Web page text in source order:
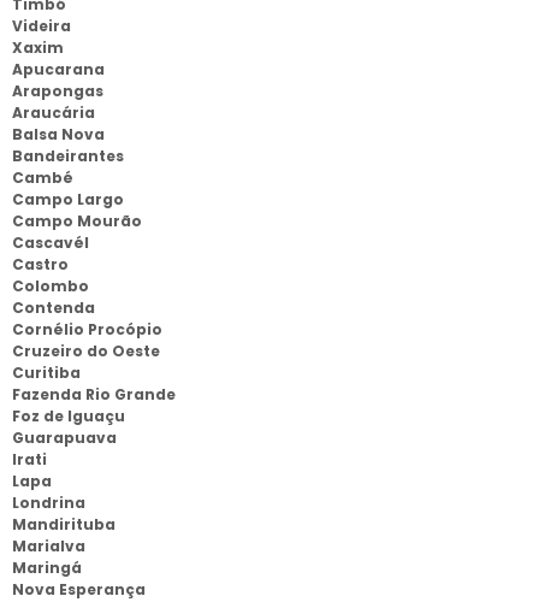
Timbó
Videira
Xaxim
Apucarana
Arapongas
Araucária
Balsa Nova
Bandeirantes
Cambé
Campo Largo
Campo Mourão
Cascavél
Castro
Colombo
Contenda
Cornélio Procópio
Cruzeiro do Oeste
Curitiba
Fazenda Rio Grande
Foz de Iguaçu
Guarapuava
Irati
Lapa
Londrina
Mandirituba
Marialva
Maringá
Nova Esperança